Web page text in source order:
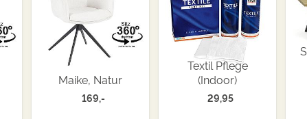
Maike, Natur
169,-
Textil Pflege
(Indoor)
29,95